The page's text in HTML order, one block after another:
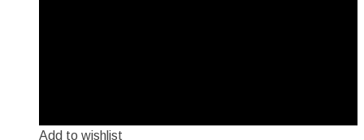
Add to wishlist